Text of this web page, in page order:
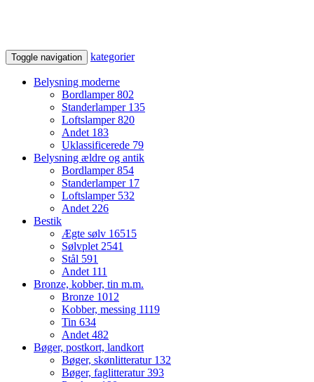
Toggle navigation kategorier
Belysning moderne
Bordlamper802
Standerlamper 135
Loftslamper820
Andet 183
Uklassificerede 79
Belysning ældre og antik
Bordlamper854
Standerlamper 17
Loftslamper 532
Andet226
Bestik
Ægte sølv 16515
Sølvplet2541
Stål 591
Andet 111
Bronze, kobber, tin m.m.
Bronze 1012
Kobber, messing 1119
Tin 634
Andet482
Bøger, postkort, landkort
Bøger, skønlitteratur 132
Bøger, faglitteratur393